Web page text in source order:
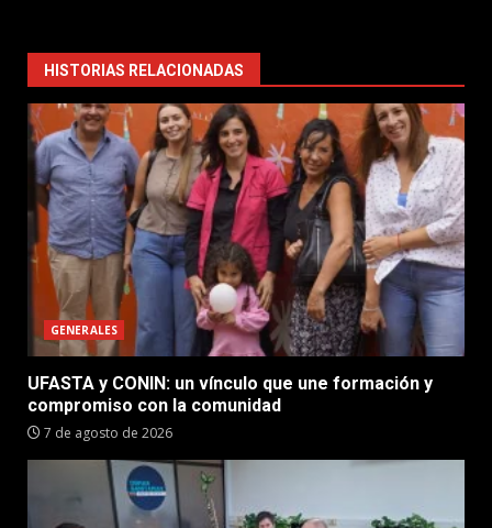
HISTORIAS RELACIONADAS
GENERALES
UFASTA y CONIN: un vínculo que une formación y
compromiso con la comunidad
7 de agosto de 2026